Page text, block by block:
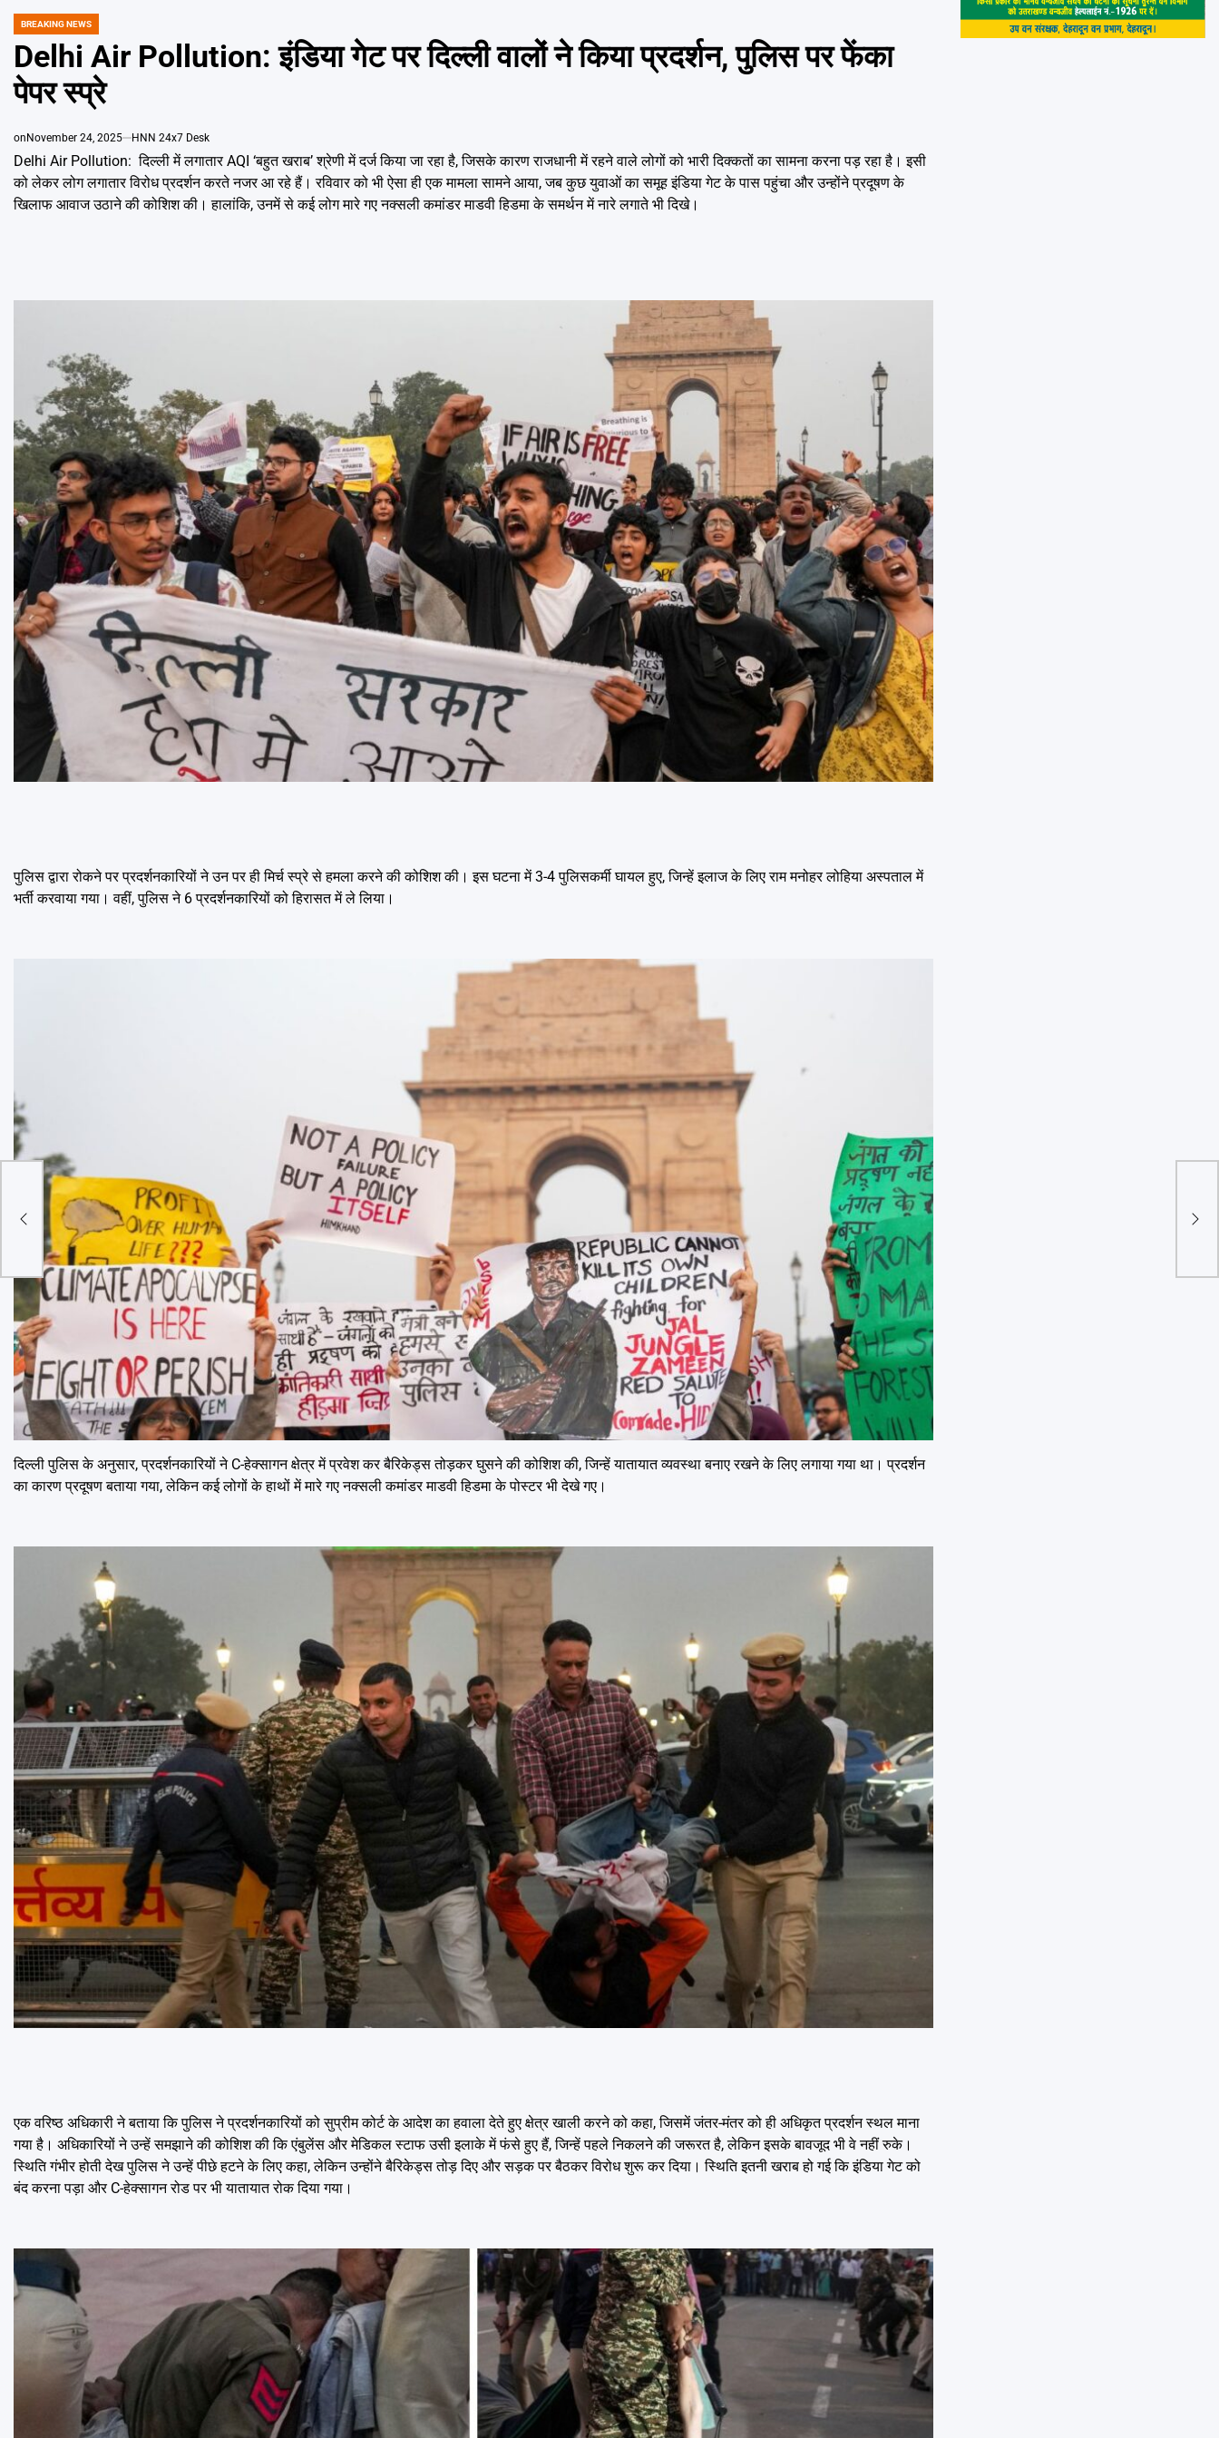
POSTED
IN
BREAKING NEWS
Delhi Air Pollution: इंडिया गेट पर दिल्ली वालों ने किया प्रदर्शन, पुलिस पर फेंका
पेपर स्प्रे
on November 24, 2025 HNN 24x7 Desk
Delhi Air Pollution: दिल्ली में लगातार AQI ‘बहुत खराब’ श्रेणी में दर्ज किया जा रहा है, जिसके कारण राजधानी में रहने वाले लोगों को भारी दिक्कतों का सामना करना पड़ रहा है। इसी
को लेकर लोग लगातार विरोध प्रदर्शन करते नजर आ रहे हैं। रविवार को भी ऐसा ही एक मामला सामने आया, जब कुछ युवाओं का समूह इंडिया गेट के पास पहुंचा और उन्होंने प्रदूषण के
खिलाफ आवाज उठाने की कोशिश की। हालांकि, उनमें से कई लोग मारे गए नक्सली कमांडर माडवी हिडमा के समर्थन में नारे लगाते भी दिखे।
पुलिस द्वारा रोकने पर प्रदर्शनकारियों ने उन पर ही मिर्च स्प्रे से हमला करने की कोशिश की। इस घटना में 3-4 पुलिसकर्मी घायल हुए, जिन्हें इलाज के लिए राम मनोहर लोहिया अस्पताल में
भर्ती करवाया गया। वहीं, पुलिस ने 6 प्रदर्शनकारियों को हिरासत में ले लिया।
दिल्ली पुलिस के अनुसार, प्रदर्शनकारियों ने C-हेक्सागन क्षेत्र में प्रवेश कर बैरिकेड्स तोड़कर घुसने की कोशिश की, जिन्हें यातायात व्यवस्था बनाए रखने के लिए लगाया गया था। प्रदर्शन
का कारण प्रदूषण बताया गया, लेकिन कई लोगों के हाथों में मारे गए नक्सली कमांडर माडवी हिडमा के पोस्टर भी देखे गए।
एक वरिष्ठ अधिकारी ने बताया कि पुलिस ने प्रदर्शनकारियों को सुप्रीम कोर्ट के आदेश का हवाला देते हुए क्षेत्र खाली करने को कहा, जिसमें जंतर-मंतर को ही अधिकृत प्रदर्शन स्थल माना
गया है। अधिकारियों ने उन्हें समझाने की कोशिश की कि एंबुलेंस और मेडिकल स्टाफ उसी इलाके में फंसे हुए हैं, जिन्हें पहले निकलने की जरूरत है, लेकिन इसके बावजूद भी वे नहीं रुके।
स्थिति गंभीर होती देख पुलिस ने उन्हें पीछे हटने के लिए कहा, लेकिन उन्होंने बैरिकेड्स तोड़ दिए और सड़क पर बैठकर विरोध शुरू कर दिया। स्थिति इतनी खराब हो गई कि इंडिया गेट को
बंद करना पड़ा और C-हेक्सागन रोड पर भी यातायात रोक दिया गया।